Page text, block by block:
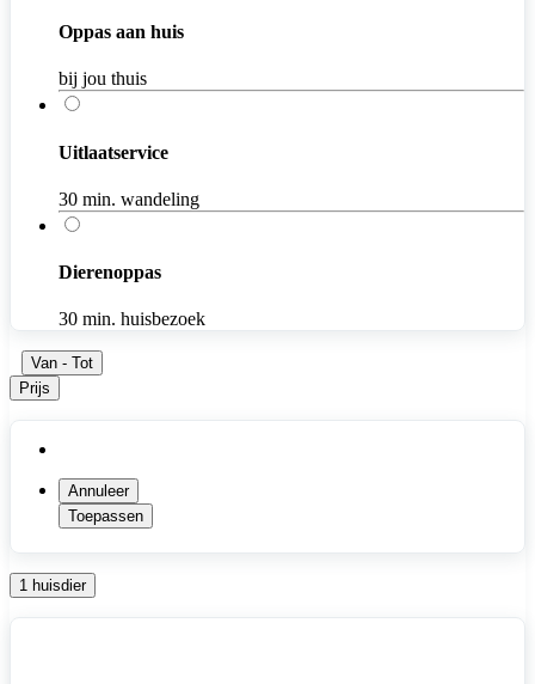
Oppas aan huis
bij jou thuis
Uitlaatservice
30 min. wandeling
Dierenoppas
30 min. huisbezoek
Van - Tot
Prijs
Annuleer
Toepassen
1 huisdier